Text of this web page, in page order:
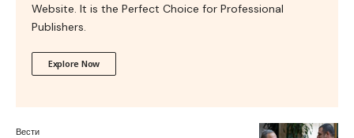
Website. It is the Perfect Choice for Professional
Publishers.
Explore Now
Вести